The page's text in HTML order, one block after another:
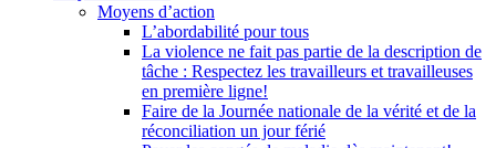
Moyens d’action
L’abordabilité pour tous
La violence ne fait pas partie de la description de
tâche : Respectez les travailleurs et travailleuses
en première ligne!
Faire de la Journée nationale de la vérité et de la
réconciliation un jour férié